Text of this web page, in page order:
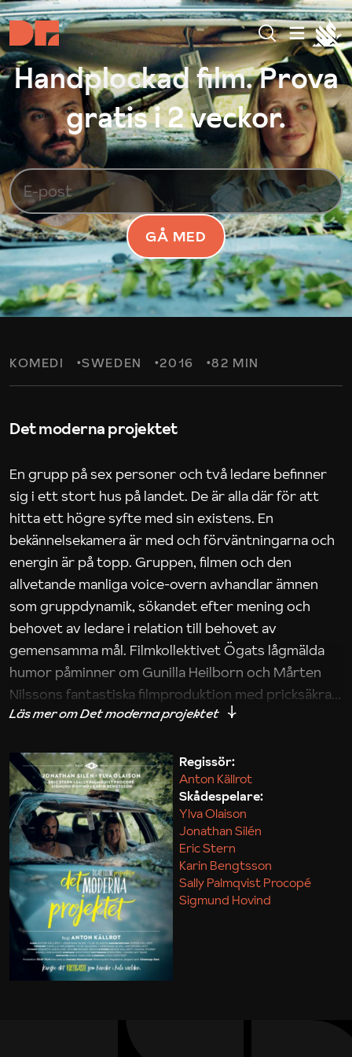
Handplockad film. Prova
gratis i 2 veckor.
GÅ MED
KOMEDI SWEDEN 2016 82 MIN
Det moderna projektet
En grupp på sex personer och två ledare befinner
sig i ett stort hus på landet. De är alla där för att
hitta ett högre syfte med sin existens. En
bekännelsekamera är med och förväntningarna och
energin är på topp. Gruppen, filmen och den
allvetande manliga voice-overn avhandlar ämnen
som gruppdynamik, sökandet efter mening och
behovet av ledare i relation till behovet av
gemensamma mål. Filmkollektivet Ögats lågmälda
humor påminner om Gunilla Heilborn och Mårten
Nilssons fantastiska filmproduktion med pricksäkra
iakttagelser om hur svårt det kan vara att omsätta
Maja Kekonius
Regissör:
Anton Källrot
Skådespelare:
Ylva Olaison
Jonathan Silén
Eric Stern
Karin Bengtsson
Sally Palmqvist Procopé
Sigmund Hovind